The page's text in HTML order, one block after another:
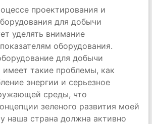
проектирования и
для добычи
уделять внимание
оборудования.
для добычи
имеет такие проблемы, как
энергии и серьезное
среды, что
зеленого развития моей
наша страна должна активно